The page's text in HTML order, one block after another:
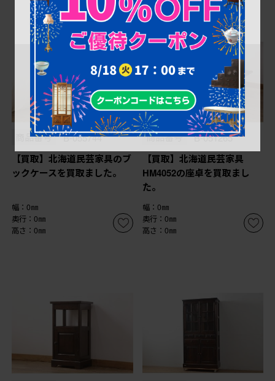
商品番号 B-055744
【買取】北海道民芸家具のブ
ックケースを買取ました。
幅：0㎜
奥行：0㎜
高さ：0㎜
商品番号 B-051265
【買取】北海道民芸家具
HM4052の座卓を買取まし
た。
幅：0㎜
奥行：0㎜
高さ：0㎜